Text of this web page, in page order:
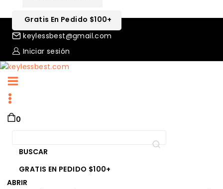
Gratis En Pedido $100+
keylessbest@gmail.com
Iniciar sesión
0
BUSCAR
GRATIS EN PEDIDO $100+
ABRIR